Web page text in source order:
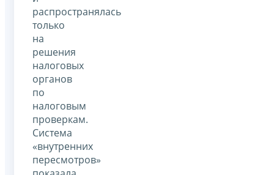
распространялась
только
на
решения
налоговых
органов
по
налоговым
проверкам.
Система
«внутренних
пересмотров»